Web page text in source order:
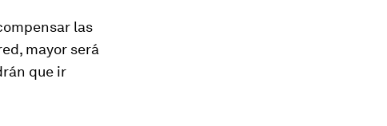
las
mayor será
que ir